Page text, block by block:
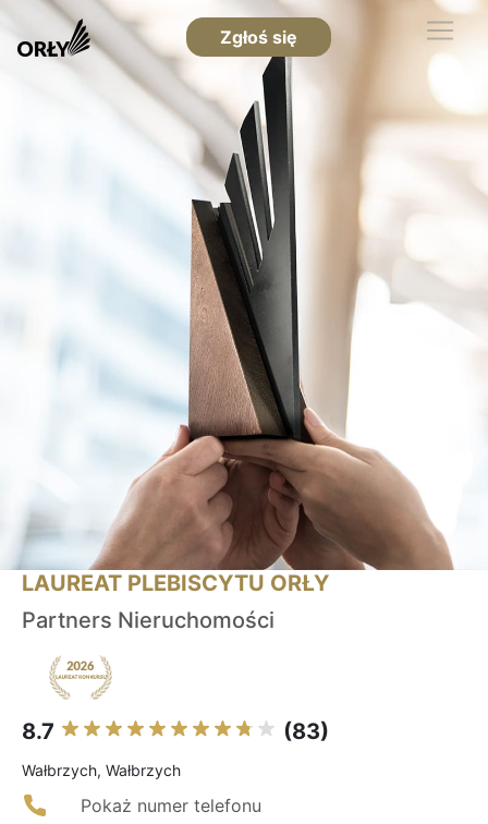
Zgłoś się
LAUREAT PLEBISCYTU ORŁY
Partners Nieruchomości
8.7 (83)
Wałbrzych, Wałbrzych
Pokaż numer telefonu